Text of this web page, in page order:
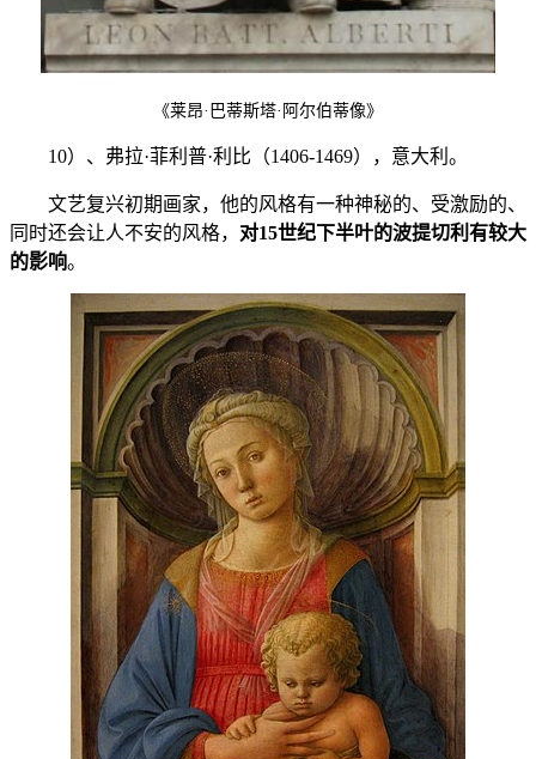
《莱昂·巴蒂斯塔·阿尔伯蒂像》
10）、弗拉·菲利普·利比（1406-1469），意大利。
文艺复兴初期画家，他的风格有一种神秘的、受激励的、
同时还会让人不安的风格， 对15世纪下半叶的波提切利有较大
的影响。